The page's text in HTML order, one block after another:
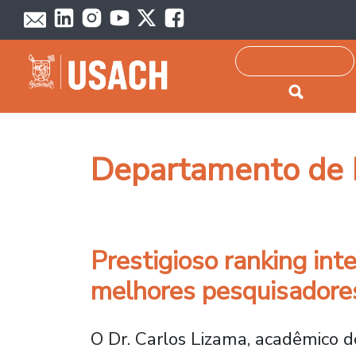
Passar para o conteúdo principal
Pesquisar
Departamento de
Prestigioso ranking
melhores
O Dr. Carlos Lizama, acadêmico